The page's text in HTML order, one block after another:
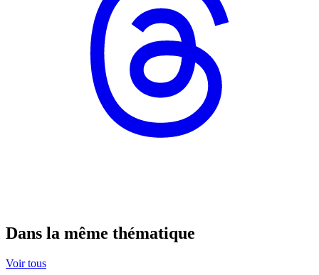
Dans la même thématique
Voir tous